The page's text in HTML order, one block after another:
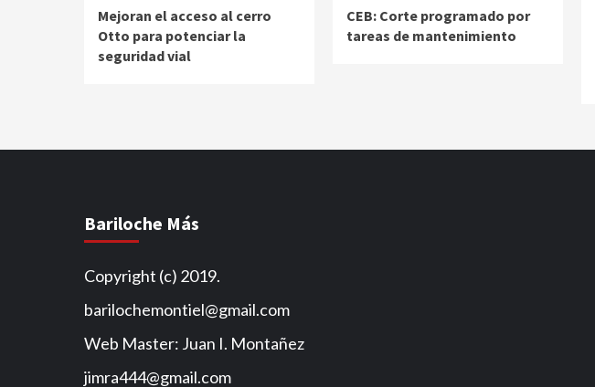
Mejoran el acceso al cerro
Otto para potenciar la
seguridad vial
CEB: Corte programado por
tareas de mantenimiento
Bariloche Más
Copyright (c) 2019.
barilochemontiel@gmail.com
Web Master: Juan I. Montañez
jimra444@gmail.com